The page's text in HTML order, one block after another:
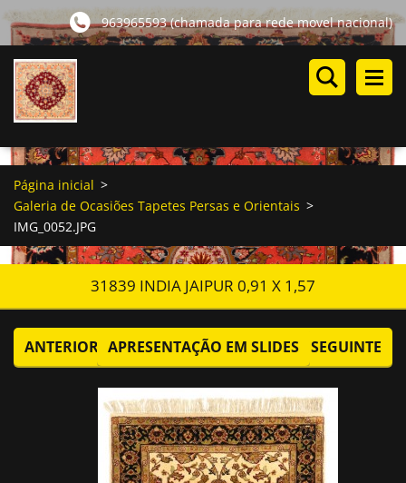
963965593 (chamada para rede movel nacional)
Página inicial >
Galeria de Ocasiões Tapetes Persas e Orientais >
IMG_0052.JPG
31839 INDIA JAIPUR 0,91 X 1,57
ANTERIOR APRESENTAÇÃO EM SLIDES SEGUINTE